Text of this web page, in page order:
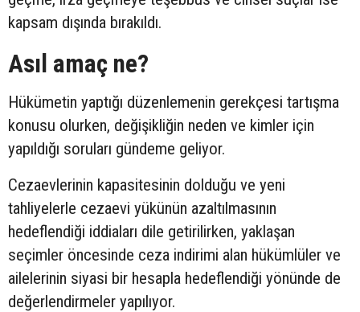
kapsam dışında bırakıldı.
Asıl amaç ne?
Hükümetin yaptığı düzenlemenin gerekçesi tartışma
konusu olurken, değişikliğin neden ve kimler için
yapıldığı soruları gündeme geliyor.
Cezaevlerinin kapasitesinin dolduğu ve yeni
tahliyelerle cezaevi yükünün azaltılmasının
hedeflendiği iddiaları dile getirilirken, yaklaşan
seçimler öncesinde ceza indirimi alan hükümlüler ve
ailelerinin siyasi bir hesapla hedeflendiği yönünde de
değerlendirmeler yapılıyor.